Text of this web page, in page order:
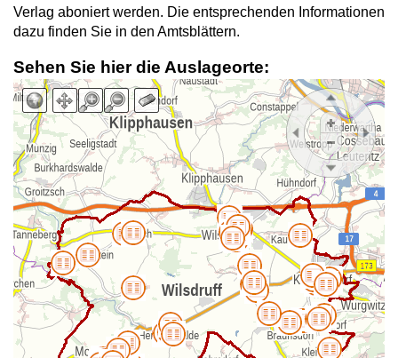
Verlag aboniert werden. Die entsprechenden Informationen
dazu finden Sie in den Amtsblättern.
Sehen Sie hier die Auslageorte: